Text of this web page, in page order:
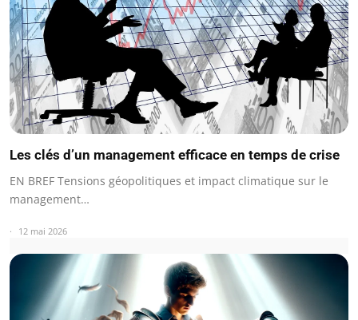
Les clés d’un management efficace en temps de crise
EN BREF Tensions géopolitiques et impact climatique sur le
management…
12 mai 2026